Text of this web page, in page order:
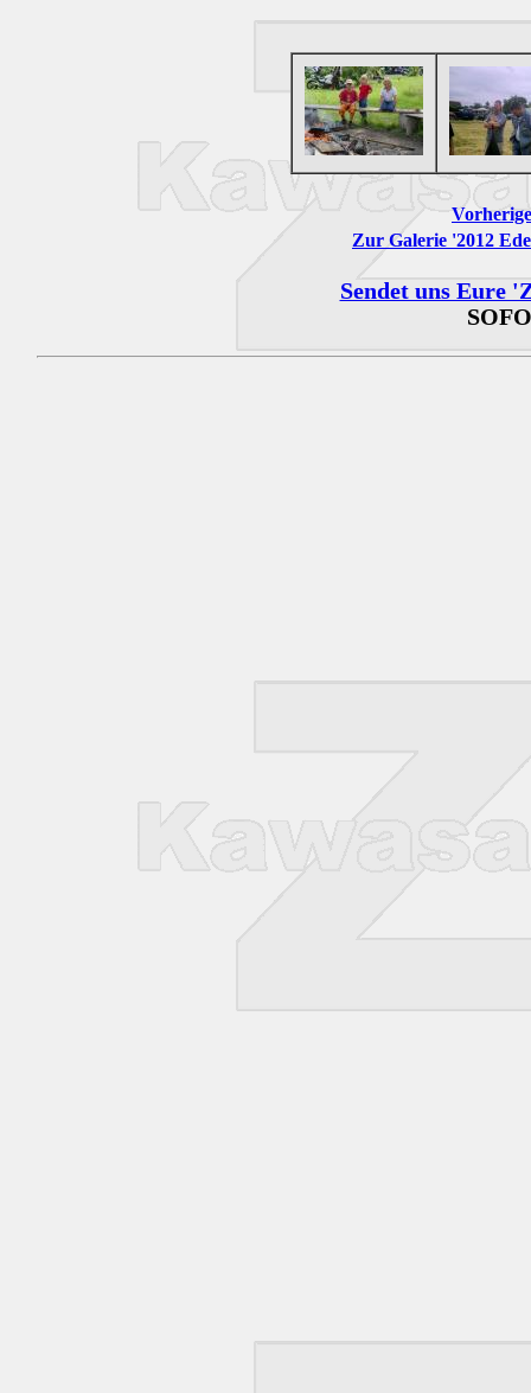
Zur Galerie '2012
Sendet uns Eure